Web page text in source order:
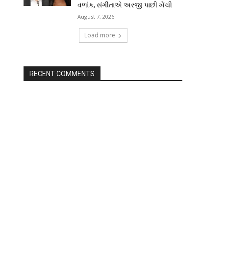
વળાંક, સંગીતાએ અરજી પાછી ખેંચી
August 7, 2026
Load more
RECENT COMMENTS